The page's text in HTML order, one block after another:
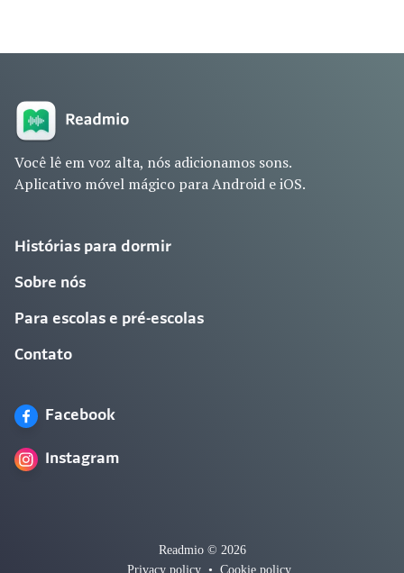
Você lê em voz alta, nós adicionamos sons.
Aplicativo móvel mágico para Android e iOS.
Histórias para dormir
Sobre nós
Para escolas e pré-escolas
Contato
Facebook
Instagram
Readmio © 2026
Privacy policy • Cookie policy